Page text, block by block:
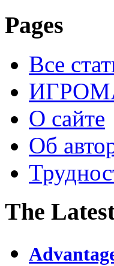
Pages
Все
О сайте
Об
The